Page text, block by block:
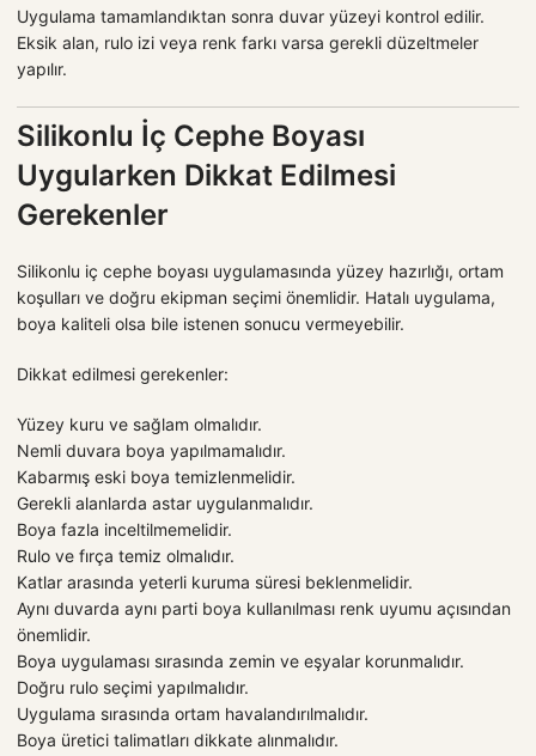
Uygulama tamamlandıktan sonra duvar yüzeyi kontrol edilir.
Eksik alan, rulo izi veya renk farkı varsa gerekli düzeltmeler
yapılır.
Silikonlu İç Cephe Boyası
Uygularken Dikkat Edilmesi
Gerekenler
Silikonlu iç cephe boyası uygulamasında yüzey hazırlığı, ortam
koşulları ve doğru ekipman seçimi önemlidir. Hatalı uygulama,
boya kaliteli olsa bile istenen sonucu vermeyebilir.
Dikkat edilmesi gerekenler:
Yüzey kuru ve sağlam olmalıdır.
Nemli duvara boya yapılmamalıdır.
Kabarmış eski boya temizlenmelidir.
Gerekli alanlarda astar uygulanmalıdır.
Boya fazla inceltilmemelidir.
Rulo ve fırça temiz olmalıdır.
Katlar arasında yeterli kuruma süresi beklenmelidir.
Aynı duvarda aynı parti boya kullanılması renk uyumu açısından
önemlidir.
Boya uygulaması sırasında zemin ve eşyalar korunmalıdır.
Doğru rulo seçimi yapılmalıdır.
Uygulama sırasında ortam havalandırılmalıdır.
Boya üretici talimatları dikkate alınmalıdır.